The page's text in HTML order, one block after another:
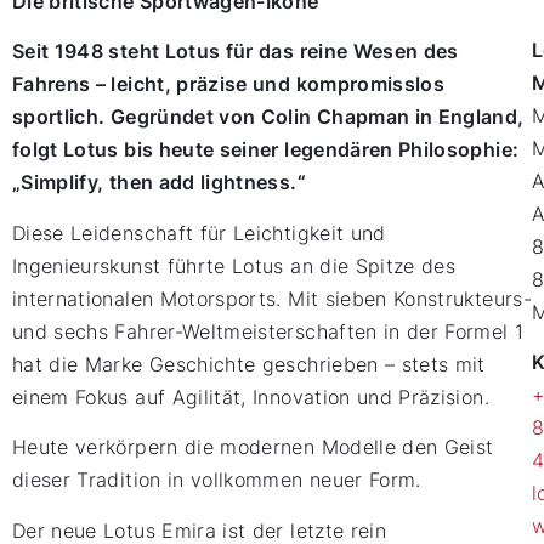
Seit 1948 steht Lotus für das reine Wesen des
Fahrens – leicht, präzise und kompromisslos
sportlich. Gegründet von Colin Chapman in England,
folgt Lotus bis heute seiner legendären Philosophie:
„Simplify, then add lightness.“
Diese Leidenschaft für Leichtigkeit und
Ingenieurskunst führte Lotus an die Spitze des
internationalen Motorsports. Mit sieben Konstrukteurs-
und sechs Fahrer-Weltmeisterschaften in der Formel 1
hat die Marke Geschichte geschrieben – stets mit
einem Fokus auf Agilität, Innovation und Präzision.
Heute verkörpern die modernen Modelle den Geist
dieser Tradition in vollkommen neuer Form.
Der neue Lotus Emira ist der letzte rein
8